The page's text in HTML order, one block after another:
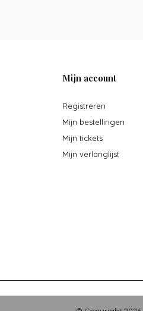
Mijn account
Registreren
Mijn bestellingen
Mijn tickets
Mijn verlanglijst